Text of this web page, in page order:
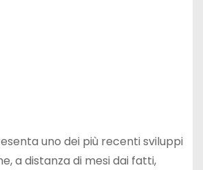
uno dei più recenti sviluppi
a distanza di mesi dai fatti,